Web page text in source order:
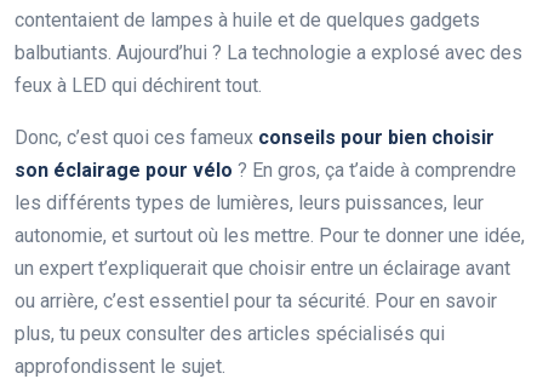
contentaient de lampes à huile et de quelques gadgets
balbutiants. Aujourd’hui ? La technologie a explosé avec des
feux à LED qui déchirent tout.
Donc, c’est quoi ces fameux conseils pour bien choisir
son éclairage pour vélo ? En gros, ça t’aide à comprendre
les différents types de lumières, leurs puissances, leur
autonomie, et surtout où les mettre. Pour te donner une idée,
un expert t’expliquerait que choisir entre un éclairage avant
ou arrière, c’est essentiel pour ta sécurité. Pour en savoir
plus, tu peux consulter des articles spécialisés qui
approfondissent le sujet.